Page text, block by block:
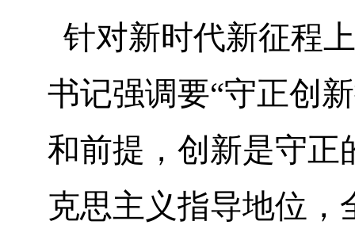
针对新时代新征程
书记强调要“守正创
和前提，创新是守正
克思主义指导地位，